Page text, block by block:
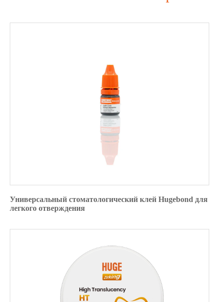
Универсальный стоматологический клей Hugebond для
легкого отверждения